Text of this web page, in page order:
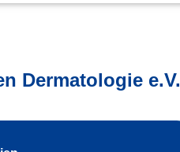
Dermatologie e.V.